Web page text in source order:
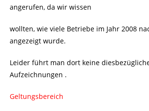
angerufen, da wir wissen
wollten, wie viele Betriebe im Jahr 2008
angezeigt wurde.
Leider führt man dort keine
Aufzeichnungen .
Geltungsbereich